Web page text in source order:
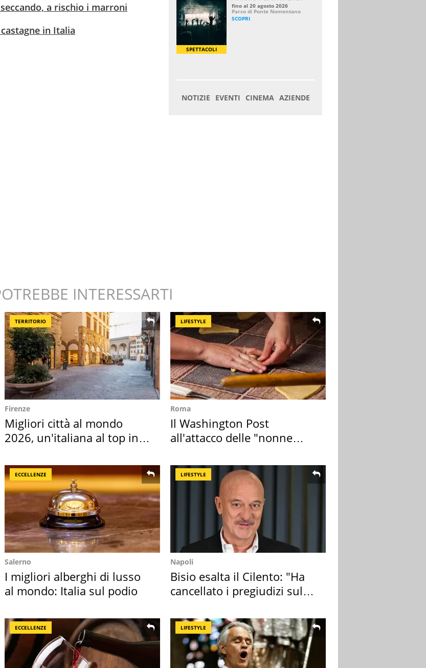
a rischio i marroni
in Italia
INTERESSARTI
TERRITORIO
Firenze
Migliori città al mondo
2026, un'italiana al top in
LIFESTYLE
Roma
Il Washington Post
all'attacco delle "nonne
ECCELLENZE
Salerno
I migliori alberghi di lusso
al mondo: Italia sul podio
LIFESTYLE
Napoli
Bisio esalta il Cilento: "Ha
cancellato i pregiudizi sul
ECCELLENZE LIFESTYLE